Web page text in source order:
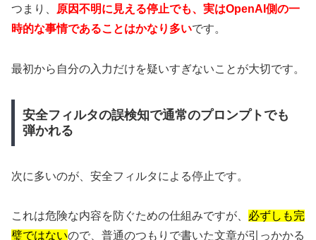
つまり、
原因不明に見える停止でも、実はOpenAI側の一
時的な事情であることはかなり多いです。
最初から自分の入力だけを疑いすぎないことが大切です。
安全フィルタの誤検知で通常のプロンプトでも
弾かれる
次に多いのが、安全フィルタによる停止です。
これは危険な内容を防ぐための仕組みですが、 必ずしも完
璧ではないので、普通のつもりで書いた文章が引っかかる